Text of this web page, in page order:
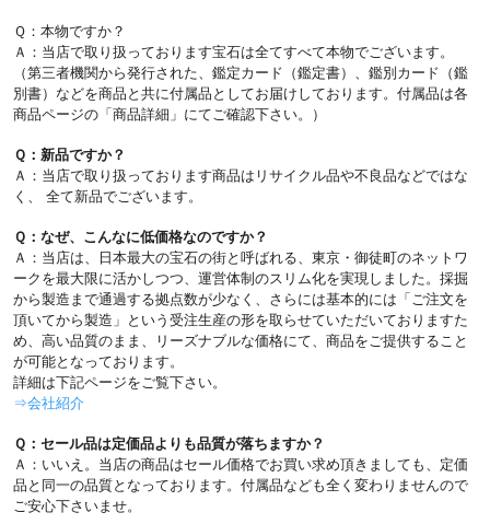
Ｑ：本物ですか？
Ａ：当店で取り扱っております宝石は全てすべて本物でございます。
（第三者機関から発行された、鑑定カード（鑑定書）、鑑別カード（鑑
別書）などを商品と共に付属品としてお届けしております。付属品は各
商品ページの「商品詳細」にてご確認下さい。）
Ｑ：新品ですか？
Ａ：当店で取り扱っております商品はリサイクル品や不良品などではな
く、 全て新品でございます。
Ｑ：なぜ、こんなに低価格なのですか？
Ａ：当店は、日本最大の宝石の街と呼ばれる、東京・御徒町のネットワ
ークを最大限に活かしつつ、運営体制のスリム化を実現しました。採掘
から製造まで通過する拠点数が少なく、さらには基本的には「ご注文を
頂いてから製造」という受注生産の形を取らせていただいておりますた
め、高い品質のまま、リーズナブルな価格にて、商品をご提供すること
が可能となっております。
詳細は下記ページをご覧下さい。
⇒会社紹介
Ｑ：セール品は定価品よりも品質が落ちますか？
Ａ：いいえ。当店の商品はセール価格でお買い求め頂きましても、定価
品と同一の品質となっております。付属品なども全く変わりませんので
ご安心下さいませ。